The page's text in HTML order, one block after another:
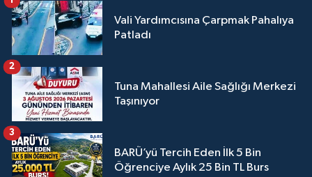
Vali Yardımcısına Çarpmak Pahalıya
Patladı
Tuna Mahallesi Aile Sağlığı Merkezi
Taşınıyor
2
BARÜ’yü Tercih Eden İlk 5 Bin
Öğrenciye Aylık 25 Bin TL Burs
3